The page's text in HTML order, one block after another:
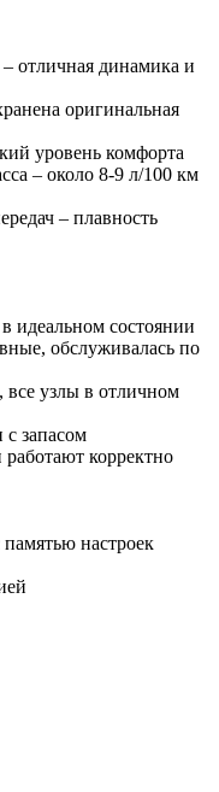
отличная динамика и
оригинальная
уровень комфорта
– около 8-9 л/100 км
– плавность
идеальном состоянии
обслуживалась по
все узлы в отличном
с запасом
корректно
настроек